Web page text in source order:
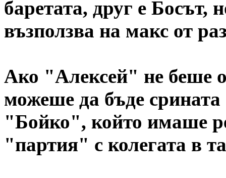
баретата, друг е Босът,
възползва на макс от
Ако "Алексей" не беше
можеше да бъде
"Бойко", който имаше
"партия" с колегата в